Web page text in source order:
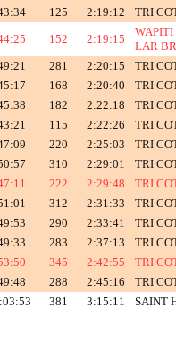
125 2:19:12 TRI
152 2:19:15
LAR
281 2:20:15
TRI
168 2:20:40
TRI
182 2:22:18
TRI
115 2:22:26
TRI
220 2:25:03
TRI
310 2:29:01
TRI
222 2:29:48
TRI
312 2:31:33
TRI
290 2:33:41
TRI
283 2:37:13
TRI
345 2:42:55
TRI
288 2:45:16
TRI
381 3:15:11 SAINT